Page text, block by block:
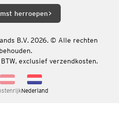
herroepen
B.V. 2026. © Alle rechten
exclusief verzendkosten.
Nederland